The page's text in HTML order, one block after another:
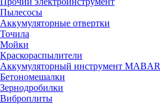
Пылесосы
Аккумуляторные отвертки
Точила
Мойки
Краскораспылители
Аккумуляторный инструмент MABAR
Бетономешалки
Зернодробилки
Виброплиты